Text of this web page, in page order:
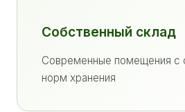
Собственный склад
Современные помещения с
норм хранения